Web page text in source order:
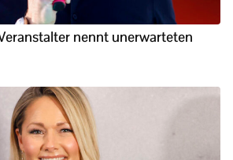
nennt unerwarteten